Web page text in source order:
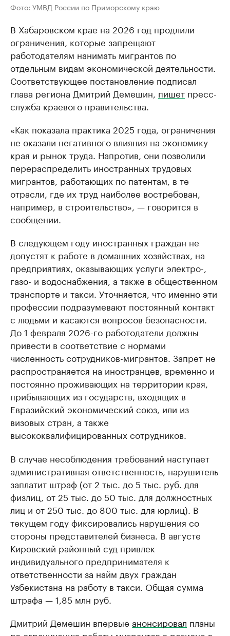
Фото: УМВД России по Приморскому краю
В Хабаровском крае на 2026 год продлили
ограничения, которые запрещают
работодателям нанимать мигрантов по
отдельным видам экономической деятельности.
Соответствующее постановление подписал
глава региона Дмитрий Демешин, пишет пресс-
служба краевого правительства.
«Как показала практика 2025 года, ограничения
не оказали негативного влияния на экономику
края и рынок труда. Напротив, они позволили
перераспределить иностранных трудовых
мигрантов, работающих по патентам, в те
отрасли, где их труд наиболее востребован,
например, в строительство», — говорится в
сообщении.
В следующем году иностранных граждан не
допустят к работе в домашних хозяйствах, на
предприятиях, оказывающих услуги электро-,
газо- и водоснабжения, а также в общественном
транспорте и такси. Уточняется, что именно эти
профессии подразумевают постоянный контакт
с людьми и касаются вопросов безопасности.
До 1 февраля 2026-го работодатели должны
привести в соответствие с нормами
численность сотрудников-мигрантов. Запрет не
распространяется на иностранцев, временно и
постоянно проживающих на территории края,
прибывающих из государств, входящих в
Евразийский экономический союз, или из
визовых стран, а также
высококвалифицированных сотрудников.
В случае несоблюдения требований наступает
административная ответственность, нарушитель
заплатит штраф (от 2 тыс. до 5 тыс. руб. для
физлиц, от 25 тыс. до 50 тыс. для должностных
лиц и от 250 тыс. до 800 тыс. для юрлиц). В
текущем году фиксировались нарушения со
стороны представителей бизнеса. В августе
Кировский районный суд привлек
индивидуального предпринимателя к
ответственности за найм двух граждан
Узбекистана на работу в такси. Общая сумма
штрафа — 1,85 млн руб.
Дмитрий Демешин впервые анонсировал планы